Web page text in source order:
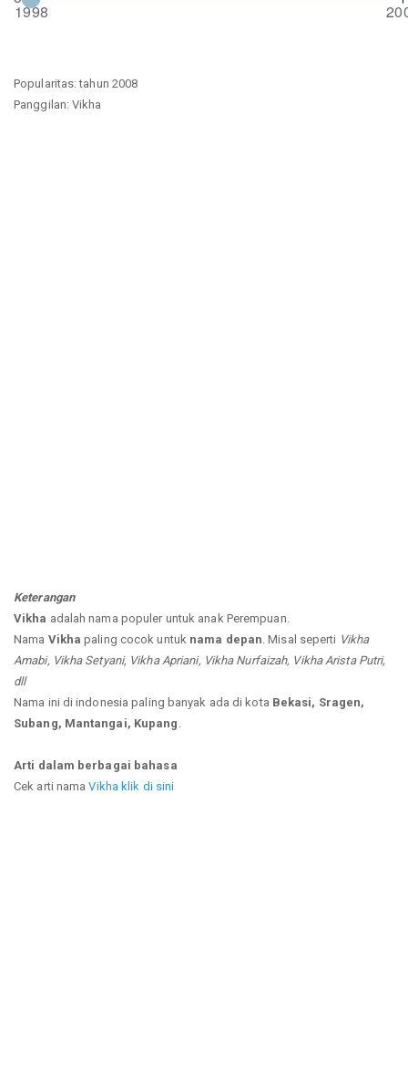
Popularitas: tahun 2008
Panggilan: Vikha
Keterangan
Vikha adalah nama populer untuk anak Perempuan.
Nama Vikha paling cocok untuk nama depan . Misal seperti Vikha
Amabi, Vikha Setyani, Vikha Apriani, Vikha Nurfaizah, Vikha Arista Putri,
dll
Nama ini di indonesia paling banyak ada di kota Bekasi, Sragen,
Subang, Mantangai, Kupang
Arti dalam berbagai bahasa
Cek arti namaVikha klik di sini